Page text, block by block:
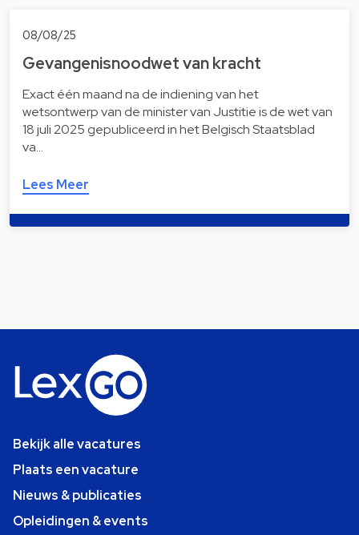
08/08/25
Gevangenisnoodwet van kracht
Exact één maand na de indiening van het
wetsontwerp van de minister van Justitie is de wet van
18 juli 2025 gepubliceerd in het Belgisch Staatsblad
va…
Lees Meer
Bekijk alle vacatures
Plaats een vacature
Nieuws & publicaties
Opleidingen & events